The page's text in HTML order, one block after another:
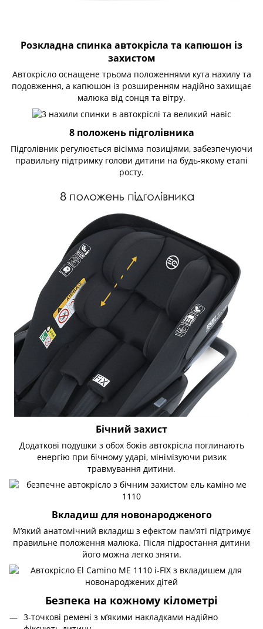
Розкладна спинка автокрісла та капюшон із
захистом
Автокрісло оснащене трьома положеннями кута нахилу та
подовження, а капюшон із розширенням надійно захищає
малюка від сонця та вітру.
8 положень підголівника
Підголівник регулюється вісімма позиціями, забезпечуючи
правильну підтримку голови дитини на будь-якому етапі
росту.
Бічний захист
Додаткові подушки з обох боків автокрісла поглинають
енергію при бічному ударі, мінімізуючи ризик
травмування дитини.
Вкладиш для новонародженого
М’який анатомічний вкладиш з ефектом пам’яті підтримує
правильне положення малюка. Після підростання дитини
його можна легко зняти.
Безпека на кожному кілометрі
3-точкові ремені з м’якими накладками надійно